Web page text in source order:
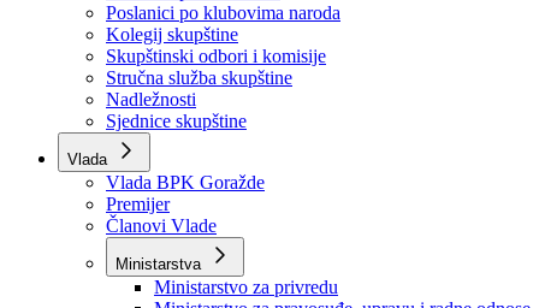
Skupština BPK Goražde
Rukovodstvo
Poslanici po strankama
Poslanici po klubovima naroda
Kolegij skupštine
Skupštinski odbori i komisije
Stručna služba skupštine
Nadležnosti
Sjednice skupštine
Vlada
Vlada BPK Goražde
Premijer
Članovi Vlade